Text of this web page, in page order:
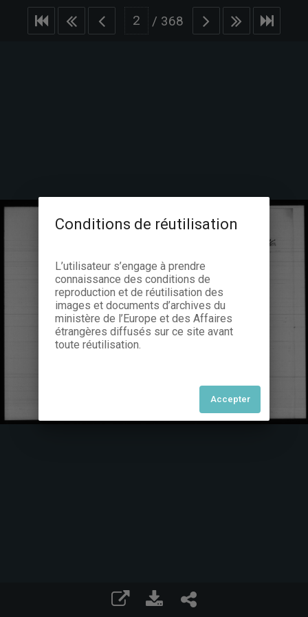
/ 368
Conditions de réutilisation
L’utilisateur s’engage à prendre
connaissance des conditions de
reproduction et de réutilisation des
images et documents d’archives du
ministère de l’Europe et des Affaires
étrangères diffusés sur ce site avant
toute réutilisation.